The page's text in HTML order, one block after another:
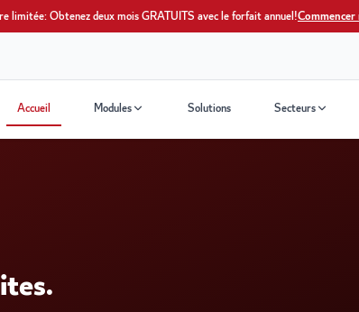
limitée: Obtenez deux mois GRATUITS avec le forfait annuel!
Accueil Modules Solutions Secteurs